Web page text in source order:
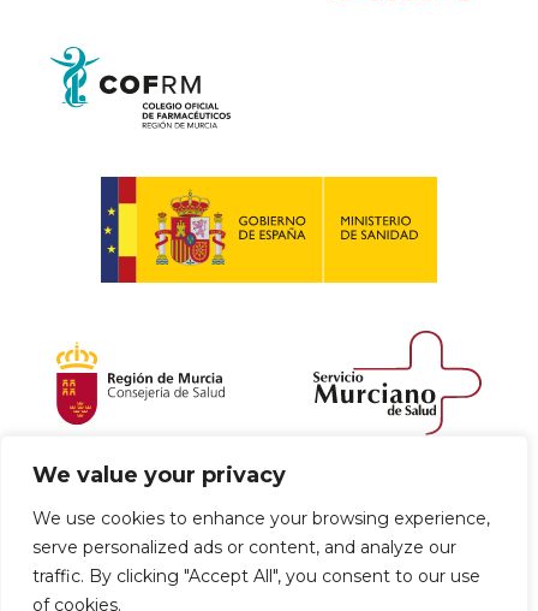
We value your privacy
We use cookies to enhance your browsing experience,
serve personalized ads or content, and analyze our
traffic. By clicking "Accept All", you consent to our use
of cookies.
Política de envío y devoluciones
Política de privacidad Uso de cookies